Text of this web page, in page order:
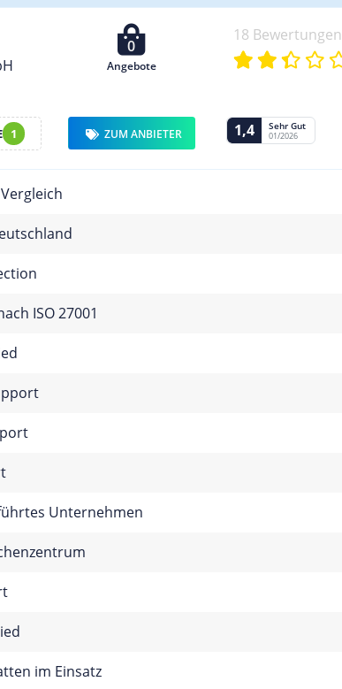
0
Angebote
18 Bewertungen
1 ZUM ANBIETER 1,4 Sehr Gut
01/2026
ISO 27001
Unternehmen
im Einsatz